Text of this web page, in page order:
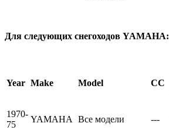
Для следующих снегоходов YAMAHA:
Year Make Model CC
1970-
75
YAMAHA Все модели ---